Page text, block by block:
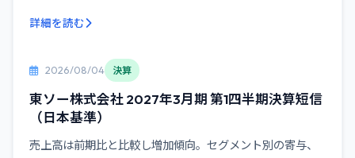
詳細を読む
2026/08/04 決算
東ソー株式会社 2027年3月期 第1四半期決算短信
（日本基準）
売上高は前期比と比較し増加傾向。セグメント別の寄与、